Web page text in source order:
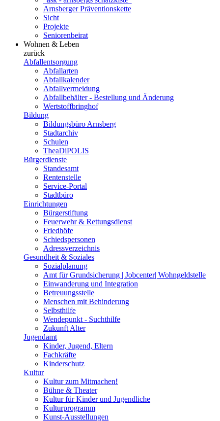
Arnsberger Präventionskette
Sicht
Projekte
Seniorenbeirat
Wohnen & Leben
zurück
Abfallentsorgung
Abfallarten
Abfallkalender
Abfallvermeidung
Abfallbehälter - Bestellung und Änderung
Wertstoffbringhof
Bildung
Bildungsbüro Arnsberg
Stadtarchiv
Schulen
TheaDiPOLIS
Bürgerdienste
Standesamt
Rentenstelle
Service-Portal
Stadtbüro
Einrichtungen
Bürgerstiftung
Feuerwehr & Rettungsdienst
Friedhöfe
Schiedspersonen
Adressverzeichnis
Gesundheit & Soziales
Sozialplanung
Amt für Grundsicherung | Jobcenter| Wohngeldstelle
Einwanderung und Integration
Betreuungsstelle
Menschen mit Behinderung
Selbsthilfe
Wendepunkt - Suchthilfe
Zukunft Alter
Jugendamt
Kinder, Jugend, Eltern
Fachkräfte
Kinderschutz
Kultur
Kultur zum Mitmachen!
Bühne & Theater
Kultur für Kinder und Jugendliche
Kulturprogramm
Kunst-Ausstellungen